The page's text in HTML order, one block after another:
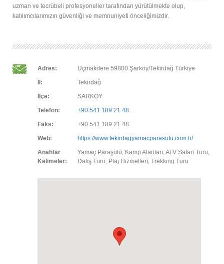
uzman ve tecrübeli profesyoneller tarafından yürütülmekte olup,
katılımcılarımızın güvenliği ve memnuniyeti önceliğimizdir.
Adres:
Uçmakdere 59800 Şarköy/Tekirdağ Türkiye
İl:
Tekirdağ
İlçe:
SARKÖY
Telefon:
+90 541 189 21 48
Faks:
+90 541 189 21 48
Web:
https://www.tekirdagyamacparasutu.com.tr/
Anahtar
Kelimeler:
Yamaç Paraşütü, Kamp Alanları, ATV Safari Turu,
Dalış Turu, Plaj Hizmetleri, Trekking Turu